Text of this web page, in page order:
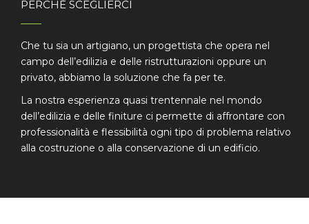
PERCHÈ SCEGLIERCI
Che tu sia un artigiano, un progettista che opera nel
campo dell’edilizia e delle ristrutturazioni oppure un
privato, abbiamo la soluzione che fa per te.
La nostra esperienza quasi trentennale nel mondo
dell’edilizia e delle finiture ci permette di affrontare con
professionalità e flessibilità ogni tipo di problema relativo
alla costruzione o alla conservazione di un edificio.